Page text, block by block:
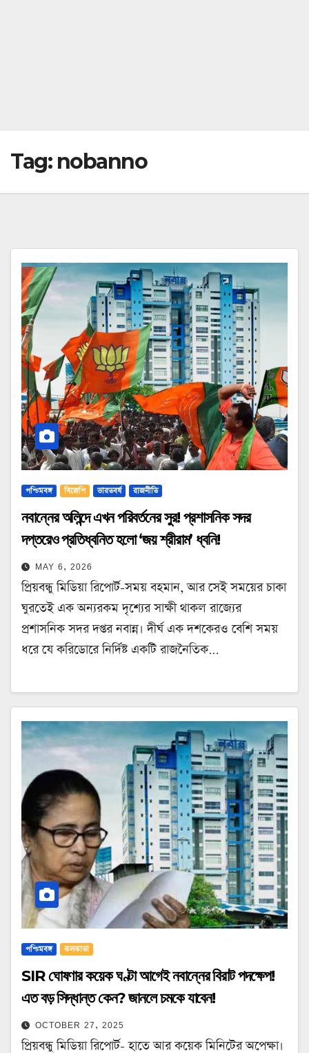
Tag: nobanno
পশ্চিমবঙ্গ বিজেপি ভারতবর্ষ রাজনীতি
নবান্নের অলিন্দে এখন পরিবর্তনের সুর! প্রশাসনিক সদর
দপ্তরেও প্রতিধ্বনিত হলো ‘জয় শ্রীরাম’ ধ্বনি!
MAY 6, 2026
প্রিয়বন্ধু মিডিয়া রিপোর্ট-সময় বহমান, আর সেই সময়ের চাকা
ঘুরতেই এক অন্যরকম দৃশ্যের সাক্ষী থাকল রাজ্যের
প্রশাসনিক সদর দপ্তর নবান্ন। দীর্ঘ এক দশকেরও বেশি সময়
ধরে যে করিডোরে নির্দিষ্ট একটি রাজনৈতিক…
পশ্চিমবঙ্গ কলকাতা
SIR ঘোষণার কয়েক ঘণ্টা আগেই নবান্নের বিরাট পদক্ষেপ!
এত বড় সিদ্ধান্ত কেন? জানলে চমকে যাবেন!
OCTOBER 27, 2025
প্রিয়বন্ধু মিডিয়া রিপোর্ট- হাতে আর কয়েক মিনিটের অপেক্ষা।